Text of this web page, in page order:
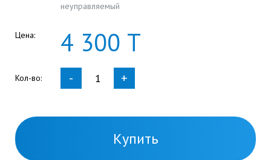
неуправляемый
Цена: 4 300 Т
Кол-во: - +
Купить